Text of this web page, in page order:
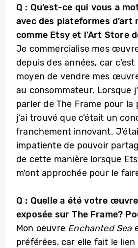
Q : Qu’est-ce qui vous a
avec des plateformes d’art
comme Etsy et l’Art Store
Je commercialise mes
depuis des années, car
moyen de vendre mes
au consommateur. Lorsque
parler de The Frame pour la
j’ai trouvé que c’était un
franchement innovant.
impatiente de pouvoir
de cette manière lorsque
m’ont approchée pour le
Q : Quelle a été votre
exposée sur The Frame?
Mon oeuvre Enchanted Sea
préférées, car elle fait le lien